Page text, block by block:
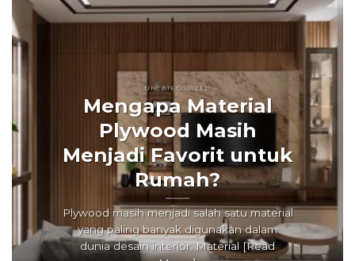
UNCATEGORIZED
Mengapa Material
Plywood Masih
Menjadi Favorit untuk
Rumah?
Plywood masih menjadi salah satu material
yang paling banyak digunakan dalam
dunia desain interior. Material [Read